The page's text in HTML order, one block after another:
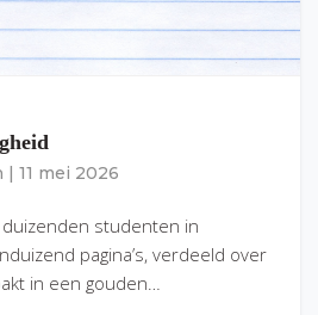
11 mei 2026
studenten in
pagina’s, verdeeld over
in een gouden…